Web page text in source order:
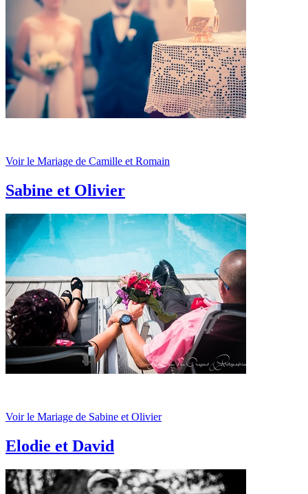
Voir le Mariage de Camille et Romain
Sabine et Olivier
Voir le Mariage de Sabine et Olivier
Elodie et David